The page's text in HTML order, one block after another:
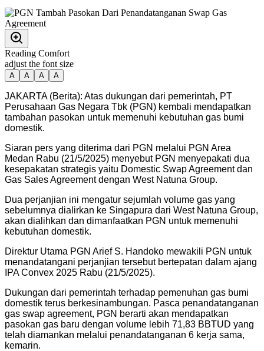
Reading Comfort
adjust the font size
A A A A
JAKARTA (Berita): Atas dukungan dari pemerintah, PT
Perusahaan Gas Negara Tbk (PGN) kembali mendapatkan
tambahan pasokan untuk memenuhi kebutuhan gas bumi
domestik.
Siaran pers yang diterima dari PGN melalui PGN Area
Medan Rabu (21/5/2025) menyebut PGN menyepakati dua
kesepakatan strategis yaitu Domestic Swap Agreement dan
Gas Sales Agreement dengan West Natuna Group.
Dua perjanjian ini mengatur sejumlah volume gas yang
sebelumnya dialirkan ke Singapura dari West Natuna Group,
akan dialihkan dan dimanfaatkan PGN untuk memenuhi
kebutuhan domestik.
Direktur Utama PGN Arief S. Handoko mewakili PGN untuk
menandatangani perjanjian tersebut bertepatan dalam ajang
IPA Convex 2025 Rabu (21/5/2025).
Dukungan dari pemerintah terhadap pemenuhan gas bumi
domestik terus berkesinambungan. Pasca penandatanganan
gas swap agreement, PGN berarti akan mendapatkan
pasokan gas baru dengan volume lebih 71,83 BBTUD yang
telah diamankan melalui penandatanganan 6 kerja sama,
kemarin.